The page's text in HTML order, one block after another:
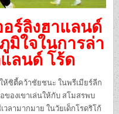
อร์ลิงฮาแลนด์
ใจในการล่า
ลนด์ โร้ด
ห้ซิตี้คว้าชัยชนะ ในพรีเมียร์ลีก
องเขาเล่นให้กับ สโมสรพบ
ลามากมาย ในวัยเด็กโรดริโก้